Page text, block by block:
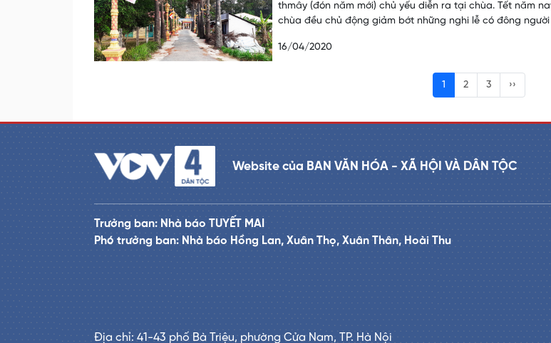
thmây (đón năm mới) chủ yếu diễn ra tại chùa. Tết năm
chùa đều chủ động giảm bớt những nghi lễ có đông
16/04/2020
1 2 3 ››
Website của BAN VĂN HÓA - XÃ HỘI VÀ DÂN TỘC
Trưởng ban: Nhà báo TUYẾT MAI
Phó trưởng ban: Nhà báo Hồng Lan, Xuân Thọ, Xuân Thân, Hoài Thu
Địa chỉ: 41-43 phố Bà Triệu, phường Cửa Nam, TP. Hà Nội